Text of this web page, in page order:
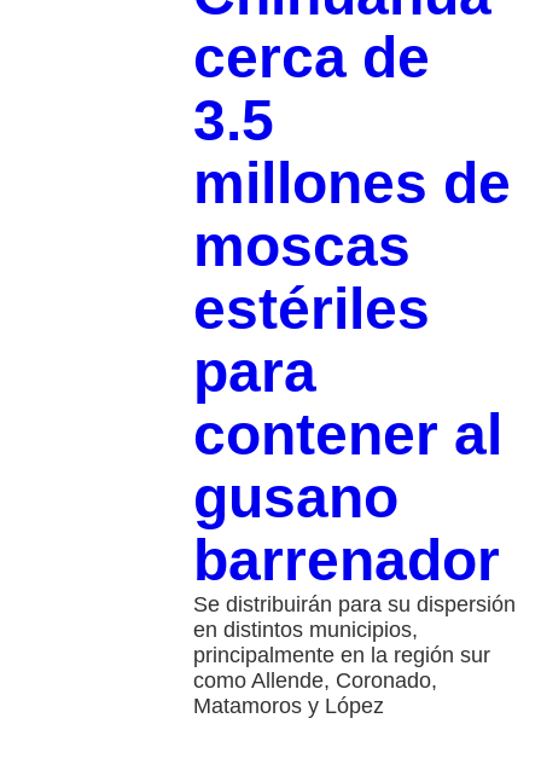
cerca de
3.5
millones de
moscas
estériles
para
contener al
gusano
barrenador
Se distribuirán para su dispersión
en distintos municipios,
principalmente en la región sur
como Allende, Coronado,
Matamoros y López